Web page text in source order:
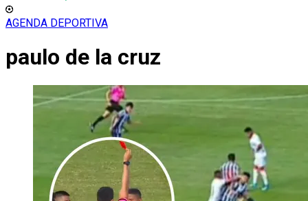
AGENDA DEPORTIVA
paulo de la cruz